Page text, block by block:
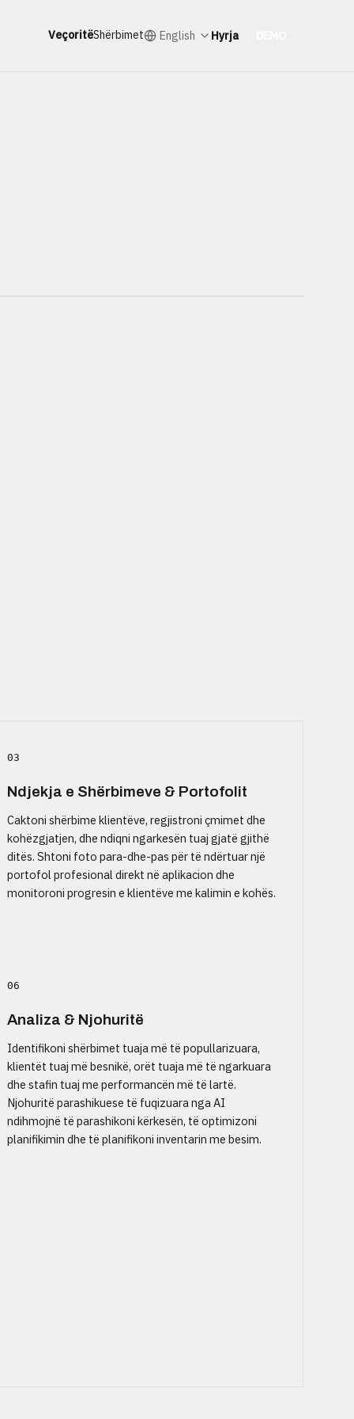
VeçoritëShërbimet English Hyrja
03
Ndjekja e Shërbimeve & Portofolit
Caktoni shërbime klientëve, regjistroni çmimet dhe
kohëzgjatjen, dhe ndiqni ngarkesën tuaj gjatë gjithë
ditës. Shtoni foto para-dhe-pas për të ndërtuar një
portofol profesional direkt në aplikacion dhe
monitoroni progresin e klientëve me kalimin e kohës.
06
Analiza & Njohuritë
Identifikoni shërbimet tuaja më të popullarizuara,
klientët tuaj më besnikë, orët tuaja më të ngarkuara
dhe stafin tuaj me performancën më të lartë.
Njohuritë parashikuese të fuqizuara nga AI
ndihmojnë të parashikoni kërkesën, të optimizoni
planifikimin dhe të planifikoni inventarin me besim.